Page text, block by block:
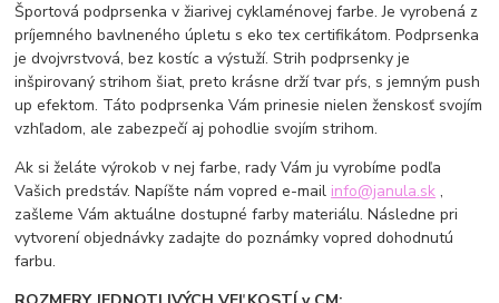
Športová podprsenka v žiarivej cyklaménovej farbe. Je vyrobená z
príjemného bavlneného úpletu s eko tex certifikátom. Podprsenka
je dvojvrstvová, bez kostíc a výstuží. Strih podprsenky je
inšpirovaný strihom šiat, preto krásne drží tvar pŕs, s jemným push
up efektom. Táto podprsenka Vám prinesie nielen ženskosť svojím
vzhľadom, ale zabezpečí aj pohodlie svojím strihom.
Ak si želáte výrokob v nej farbe, rady Vám ju vyrobíme podľa
Vašich predstáv. Napíšte nám vopred e-mail info@janula.sk ,
zašleme Vám aktuálne dostupné farby materiálu. Následne pri
vytvorení objednávky zadajte do poznámky vopred dohodnutú
farbu.